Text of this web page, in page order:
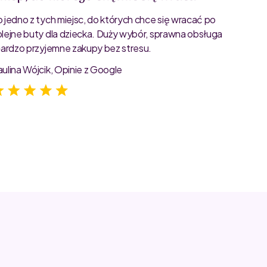
jedno z tych miejsc, do których chce się wracać po
buty dla dziecka. Duży wybór, sprawna obsługa
przyjemne zakupy bez stresu.
Wójcik, Opinie z Google